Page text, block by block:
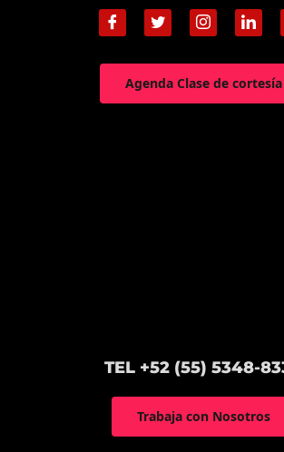
Agenda Clase de cortesía
TEL +52 (55) 5348-
Trabaja con Nosotros